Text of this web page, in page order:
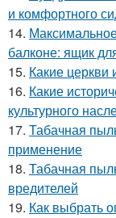
и комфортного
14.
балконе: ящик
15. Какие церкви
16. Какие
культурного
17. Табачная
применение
18. Табачная
вредителей
19. Как выбрать